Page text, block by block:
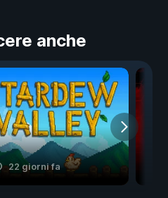
anche
22 giorni fa